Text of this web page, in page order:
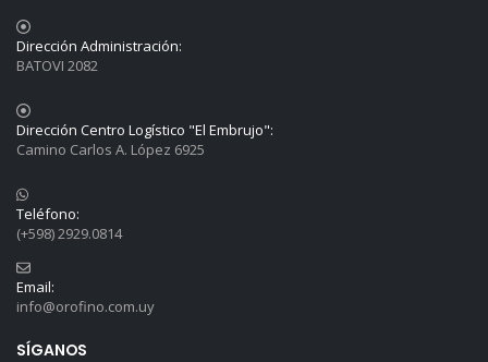
Dirección Administración:
BATOVI 2082
Dirección Centro Logístico "El Embrujo":
Camino Carlos A. López 6925
Teléfono:
(+598) 2929.0814
Email:
info@orofino.com.uy
SÍGANOS